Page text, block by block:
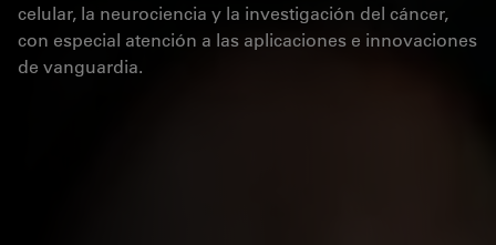
celular, la neurociencia y la investigación del cáncer,
con especial atención a las aplicaciones e innovaciones
de vanguardia.